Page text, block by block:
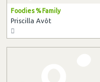
Foodies % Family
Priscilla Avôt